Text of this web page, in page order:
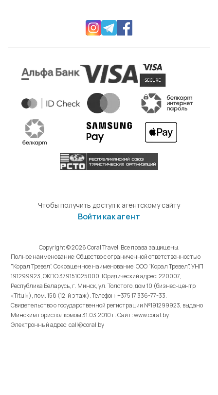
Чтобы получить доступ к агентскому сайту
Войти как агент
Copyright © 2026 Coral Travel. Все права защищены.
Полное наименование: Общество с ограниченной ответственностью
"Корал Тревел". Сокращенное наименование: ООО "Корал Тревел". УНП
191299923, ОКПО 379151025000. Юридический адрес: 220007,
Республика Беларусь, г. Минск, ул. Толстого, дом 10 (бизнес-центр
«Titul»), пом. 158 (12-й этаж). Телефон: +375 17 336-77-33.
Свидетельство о государственной регистрации №191299923, выдано
Минским горисполкомом 31.03.2010 г. Cайт: www.coral.by.
Электронный адрес: call@coral.by